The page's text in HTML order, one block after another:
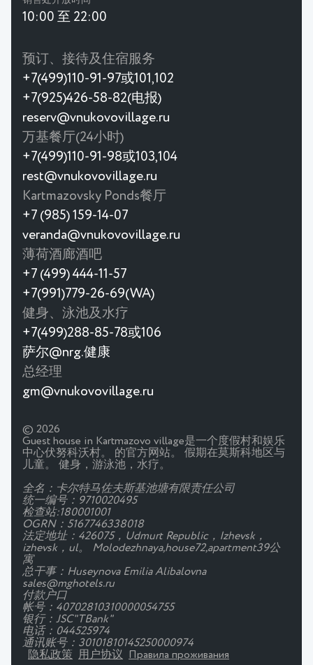
10:00 至 22:00
预订、接待及住宿服务
+7(499)110-91-97或101,102
+7(925)426-58-82(电报)
reserv@vnukovovillage.ru
万基餐厅(24小时)
+7(499)110-91-98或103,104
rest@vnukovovillage.ru
Kartmazovsky Ponds餐厅
+7 (985) 159-14-07
veranda@vnukovovillage.ru
薄荷酒廊酒吧
+7 (499) 444-11-57
+7(991)779-26-69(WA)
健身、泳池及水疗
+7(499)288-85-78或106
萨尔@nrg.健康
总经理
gm@vnukovovillage.ru
© 2026
Guest house in Kartmazovo village是一个度假村和娱乐
中心伏努科沃村。 的官方网站。 假期在莫斯科地区与
儿童。 健身，游泳池，水疗。
全名：卡尔特马佐夫斯基池塘有限责任公司
统一编号：9710020495
检查站:180001001
OGRN：5167746338018
法定地址：426075，Udmurt Republic，Izhevsk，
izhevsk，ul。 Molodezhnaya,house72,apartment39公
寓
总干事：Huseynova Emilia Alibalovna
sales@mghotels.ru
付款户口
帐号：40702810310000054755
银行：JSC"TBank"
电话：044525974
通讯账号：30101810145250000974
隐私政策
用户协议 Правила проживания